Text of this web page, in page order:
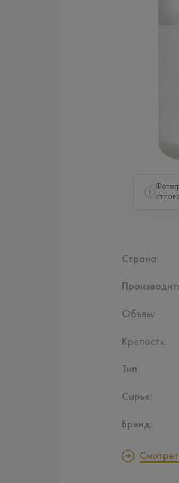
i
от
Страна:
Объем:
Крепость:
Тип:
Сырье:
Бренд: